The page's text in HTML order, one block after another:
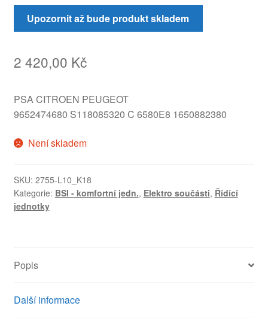
Upozornit až bude produkt skladem
2 420,00 Kč
PSA CITROEN PEUGEOT
9652474680 S118085320 C 6580E8 1650882380
Není skladem
SKU: 2755-L10_K18
Kategorie: BSI - komfortní jedn., Elektro součásti, Řídící
jednotky
Popis
Další informace